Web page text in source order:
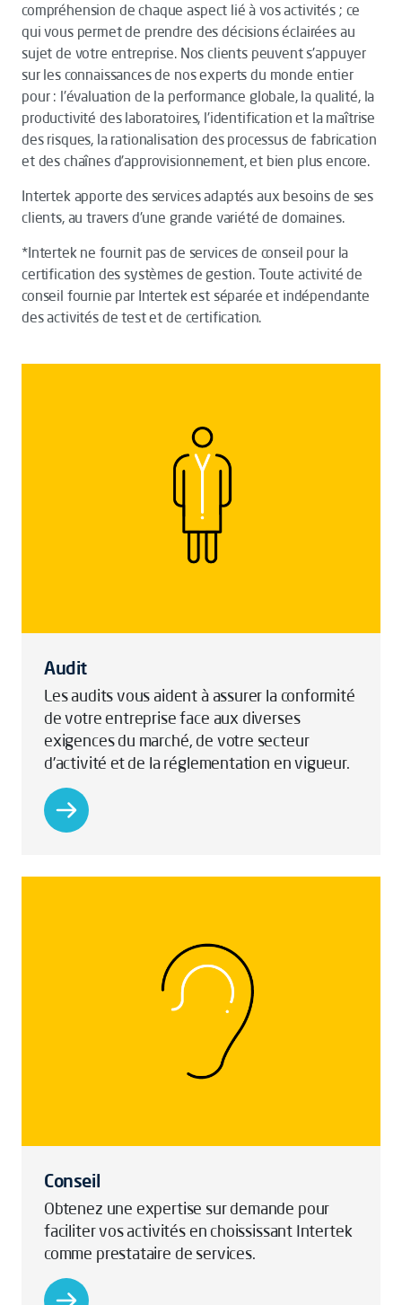
compréhension de chaque aspect lié à vos activités ; ce
qui vous permet de prendre des décisions éclairées au
sujet de votre entreprise. Nos clients peuvent s'appuyer
sur les connaissances de nos experts du monde entier
pour : l'évaluation de la performance globale, la qualité, la
productivité des laboratoires, l'identification et la maîtrise
des risques, la rationalisation des processus de fabrication
et des chaînes d'approvisionnement, et bien plus encore.
Intertek apporte des services adaptés aux besoins de ses
clients, au travers d'une grande variété de domaines.
*Intertek ne fournit pas de services de conseil pour la
certification des systèmes de gestion. Toute activité de
conseil fournie par Intertek est séparée et indépendante
des activités de test et de certification.
Audit
Les audits vous aident à assurer la conformité
de votre entreprise face aux diverses
exigences du marché, de votre secteur
d’activité et de la réglementation en vigueur.
Conseil
Obtenez une expertise sur demande pour
faciliter vos activités en choississant Intertek
comme prestataire de services.